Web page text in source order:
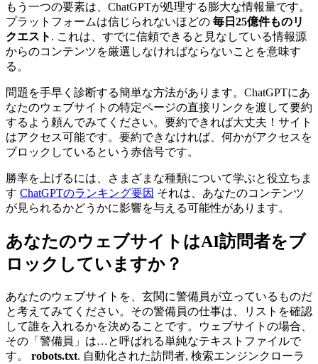
もう一つの要素は、ChatGPTが処理する膨大な情報量です。
プラットフォームは信じられないほどの 毎日25億件ものリ
クエスト . これは、すでに信頼できると見なしている情報源
からのコンテンツを厳選しなければならないことを意味す
る。
問題を手早く診断する簡単な方法があります。ChatGPTにあ
なたのウェブサイトの特定ページの直接リンクを渡して要約
するよう頼んでみてください。要約できれば大丈夫！サイト
はアクセス可能です。要約できなければ、何かがアクセスを
ブロックしているという赤信号です。
勝率を上げるには、さまざまな種類について学ぶと役立ちま
す ChatGPTのランキング要因 それは、あなたのコンテンツ
が見られるかどうかに影響を与える可能性があります。
あなたのウェブサイトはAI訪問者をブ
ロックしていますか？
あなたのウェブサイトを、玄関に警備員が立っているものだ
と考えてみてください。その警備員の仕事は、リストを確認
して誰を入れるかを決めることです。ウェブサイトの場合、
その「警備員」は…と呼ばれる単純なテキストファイルで
す。 robots.txt. 自動化された訪問者, 検索エンジンクローラ